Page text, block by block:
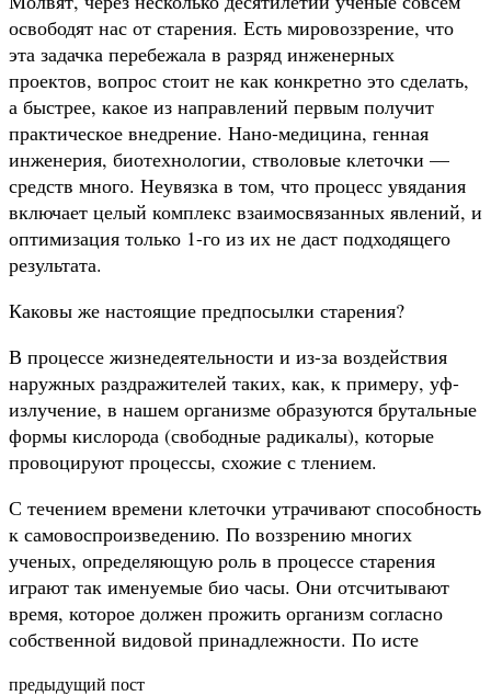
освободят нас от старения. Есть мировоззрение, что
эта задачка перебежала в разряд инженерных
проектов, вопрос стоит не как конкретно это сделать,
а быстрее, какое из направлений первым получит
практическое внедрение. Нано-медицина, генная
инженерия, биотехнологии, стволовые клеточки —
средств много. Неувязка в том, что процесс увядания
включает целый комплекс взаимосвязанных явлений, и
оптимизация только 1-го из их не даст подходящего
результата.
Каковы же настоящие предпосылки старения?
В процессе жизнедеятельности и из-за воздействия
наружных раздражителей таких, как, к примеру, уф-
излучение, в нашем организме образуются брутальные
формы кислорода (свободные радикалы), которые
провоцируют процессы, схожие с тлением.
С течением времени клеточки утрачивают способность
к самовоспроизведению. По воззрению многих
ученых, определяющую роль в процессе старения
играют так именуемые био часы. Они отсчитывают
время, которое должен прожить организм согласно
собственной видовой принадлежности. По исте
предыдущий пост